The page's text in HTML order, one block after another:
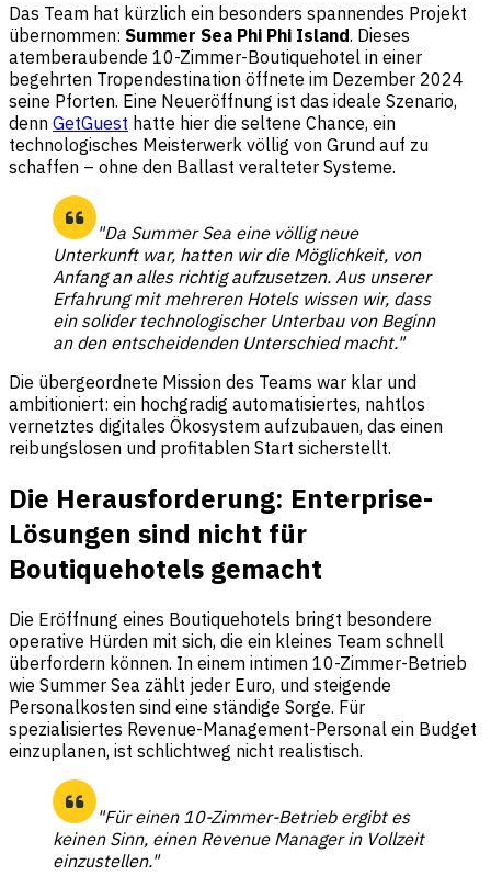
Das Team hat kürzlich ein besonders spannendes Projekt
übernommen: Summer Sea Phi Phi Island. Dieses
atemberaubende 10-Zimmer-Boutiquehotel in einer
begehrten Tropendestination öffnete im Dezember 2024
seine Pforten. Eine Neueröffnung ist das ideale Szenario,
denn GetGuest hatte hier die seltene Chance, ein
technologisches Meisterwerk völlig von Grund auf zu
schaffen – ohne den Ballast veralteter Systeme.
"Da Summer Sea eine völlig neue
Unterkunft war, hatten wir die Möglichkeit, von
Anfang an alles richtig aufzusetzen. Aus unserer
Erfahrung mit mehreren Hotels wissen wir, dass
ein solider technologischer Unterbau von Beginn
an den entscheidenden Unterschied macht."
Die übergeordnete Mission des Teams war klar und
ambitioniert: ein hochgradig automatisiertes, nahtlos
vernetztes digitales Ökosystem aufzubauen, das einen
reibungslosen und profitablen Start sicherstellt.
Die Herausforderung: Enterprise-
Lösungen sind nicht für
Boutiquehotels gemacht
Die Eröffnung eines Boutiquehotels bringt besondere
operative Hürden mit sich, die ein kleines Team schnell
überfordern können. In einem intimen 10-Zimmer-Betrieb
wie Summer Sea zählt jeder Euro, und steigende
Personalkosten sind eine ständige Sorge. Für
spezialisiertes Revenue-Management-Personal ein Budget
einzuplanen, ist schlichtweg nicht realistisch.
"Für einen 10-Zimmer-Betrieb ergibt es
keinen Sinn, einen Revenue Manager in Vollzeit
einzustellen."